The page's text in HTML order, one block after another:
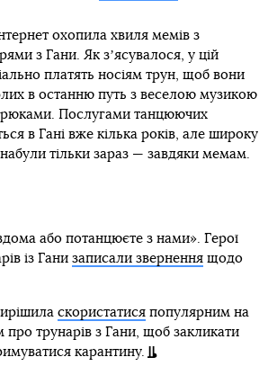
охопила хвиля мемів з
з Гани. Як зʼясувалося, у цій
платять носіям трун, щоб вони
в останню путь з веселою музикою
Послугами танцюючих
в Гані вже кілька років, але широку
тільки зараз — завдяки мемам.
або потанцюєте з нами». Герої
із Гани записали зверненнящодо
скористатисяпопулярним на
про трунарів з Гани, щоб закликати
карантину.